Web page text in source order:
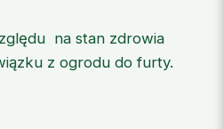
na stan zdrowia
z ogrodu do furty.